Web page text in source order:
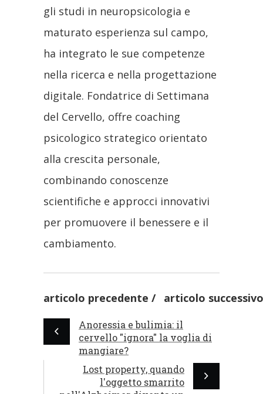
gli studi in neuropsicologia e
maturato esperienza sul campo,
ha integrato le sue competenze
nella ricerca e nella progettazione
digitale. Fondatrice di Settimana
del Cervello, offre coaching
psicologico strategico orientato
alla crescita personale,
combinando conoscenze
scientifiche e approcci innovativi
per promuovere il benessere e il
cambiamento.
articolo precedente articolo successivo
Anoressia e bulimia: il
cervello "ignora" la voglia di
mangiare?
Lost property, quando
l'oggetto smarrito